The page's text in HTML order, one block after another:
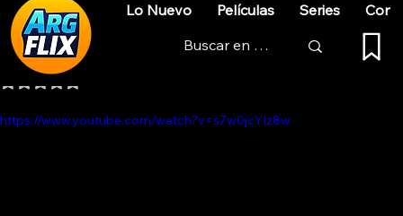
Lo Nuevo Películas Series
EL PIBE CABEZA
Obtuvo NaN de 5 estrellas.
https://www.youtube.com/watch?v=s7w0jcYIz8w